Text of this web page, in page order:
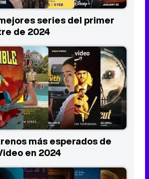
series del primer
de 2024
más esperados de
en 2024